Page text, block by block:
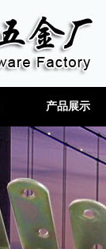
产品展示